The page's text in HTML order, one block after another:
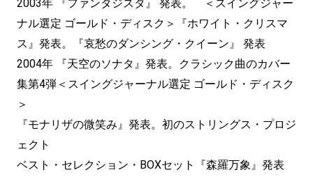
2003年 『ファンタジスタ』 発表。 ＜スイングジャー
ナル選定 ゴールド・ディスク＞『ホワイト・クリスマ
ス』発表。『哀愁のダンシング・クイーン』 発表
2004年 『天空のソナタ』発表。クラシック曲のカバー
集第4弾＜スイングジャーナル選定 ゴールド・ディスク
＞
『モナリザの微笑み』発表。初のストリングス・プロジ
ェクト
ベスト・セレクション・BOXセット『森羅万象』発表